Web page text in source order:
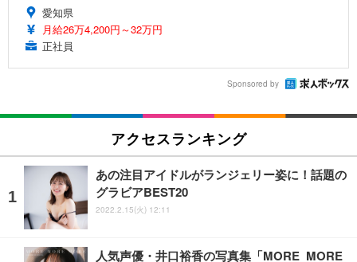
愛知県
月給26万4,200円～32万円
正社員
Sponsored by
アクセスランキング
あの注目アイドルがランジェリー姿に！話題の
グラビアBEST20
2022.2.15(火) 12:11
人気声優・井口裕香の写真集「MORE MORE